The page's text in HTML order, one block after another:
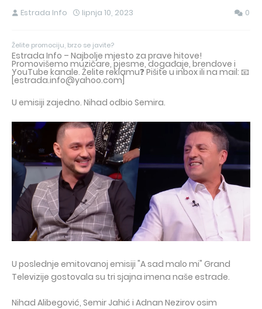
Estrada Info lipnja 10, 2023 0
Želite promociju, brzo se javite?
Estrada Info – Najbolje mjesto za prave hitove!
Promovišemo muzičare, pjesme, događaje, brendove i
YouTube kanale. Želite reklamu❓ Pišite u inbox ili na mail: 📧
[estrada.info@yahoo.com]
U emisiji zajedno. Nihad odbio Semira.
U poslednje emitovanoj emisiji "A sad malo mi" Grand
Televizije gostovala su tri sjajna imena naše estrade.
Nihad Alibegović, Semir Jahić i Adnan Nezirov osim